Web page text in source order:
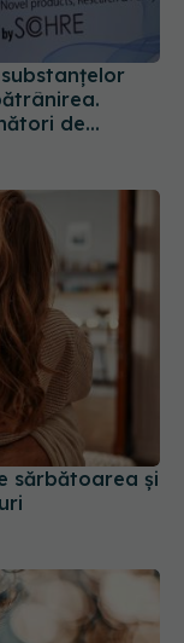
de
sărbătoarea și